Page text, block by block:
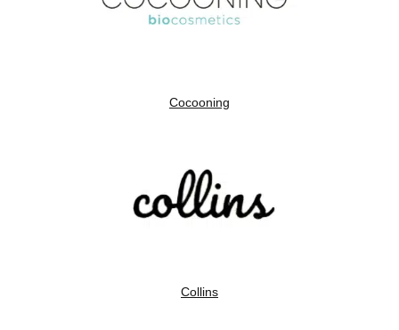
Cocooning
Collins